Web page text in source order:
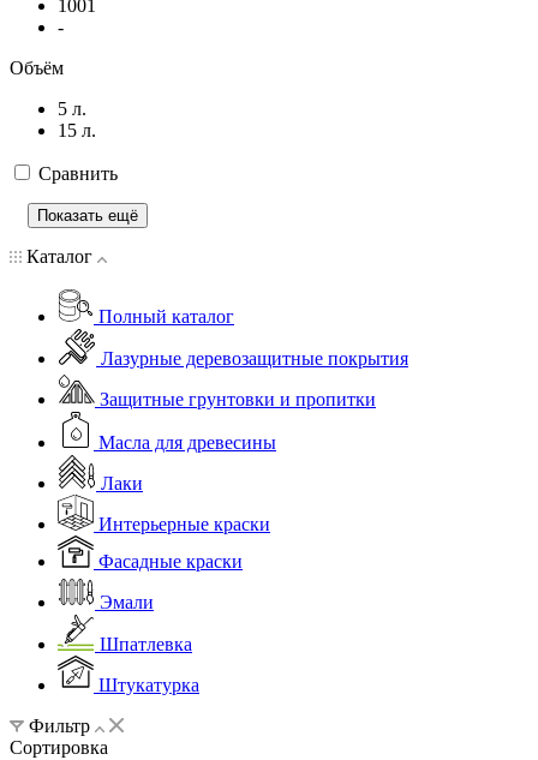
1001
-
Объём
5 л.
15 л.
Сравнить
Показать ещё
Каталог
Полный каталог
Лазурные деревозащитные покрытия
Защитные грунтовки и пропитки
Масла для древесины
Лаки
Интерьерные краски
Фасадные краски
Эмали
Шпатлевка
Штукатурка
Фильтр
Сортировка